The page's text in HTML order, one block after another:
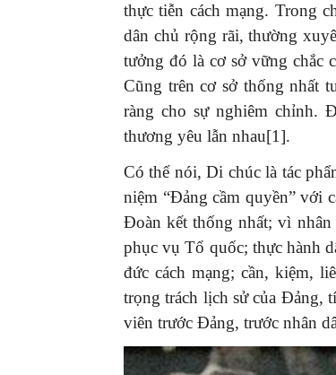
thực tiễn cách mạng. Trong
dân chủ rộng rãi, thường
tưởng đó là cơ sở vững chắc
Cũng trên cơ sở thống nhất
ràng cho sự nghiêm chỉnh.
thương yêu lẫn nhau[1].
Có thể nói, Di chúc là tác
niệm “Đảng cầm quyền” với
Đoàn kết thống nhất; vì nhân
phục vụ Tổ quốc; thực hành
đức cách mạng; cần, kiệm,
trọng trách lịch sử của Đảng,
viên trước Đảng, trước nhân